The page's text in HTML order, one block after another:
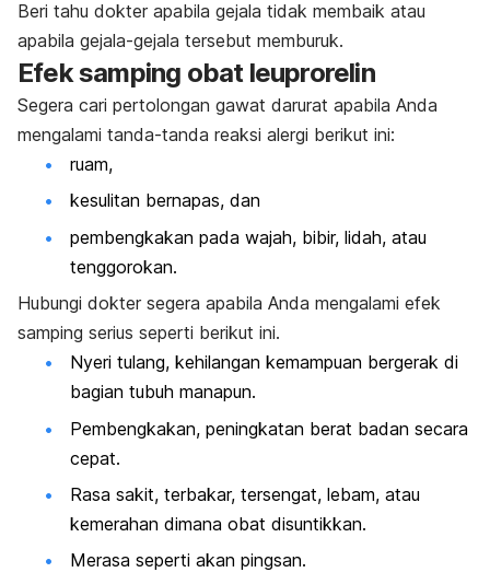
Beri tahu dokter apabila gejala tidak membaik atau
apabila gejala-gejala tersebut memburuk.
Efek samping obat leuprorelin
Segera cari pertolongan gawat darurat apabila Anda
mengalami tanda-tanda reaksi alergi berikut ini:
ruam,
kesulitan bernapas, dan
pembengkakan pada wajah, bibir, lidah, atau
tenggorokan.
Hubungi dokter segera apabila Anda mengalami efek
samping serius seperti berikut ini.
Nyeri tulang, kehilangan kemampuan bergerak di
bagian tubuh manapun.
Pembengkakan, peningkatan berat badan secara
cepat.
Rasa sakit, terbakar, tersengat, lebam, atau
kemerahan dimana obat disuntikkan.
Merasa seperti akan pingsan.